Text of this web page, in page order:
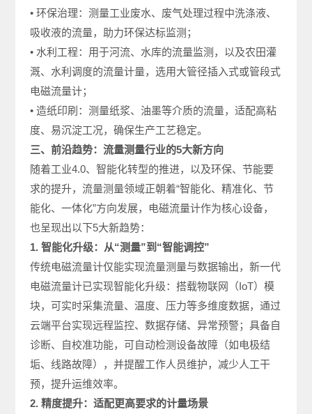
• 环保治理：测量工业废水、废气处理过程中洗涤液、
吸收液的流量，助力环保达标监测；
• 水利工程：用于河流、水库的流量监测，以及农田灌
溉、水利调度的流量计量，选用大管径插入式或管段式
电磁流量计；
• 造纸印刷：测量纸浆、油墨等介质的流量，适配高粘
度、易沉淀工况，确保生产工艺稳定。
三、前沿趋势：流量测量行业的5大新方向
随着工业4.0、智能化转型的推进，以及环保、节能要
求的提升，流量测量领域正朝着“智能化、精准化、节
能化、一体化”方向发展，电磁流量计作为核心设备，
也呈现出以下5大新趋势：
1. 智能化升级：从“测量”到“智能调控”
传统电磁流量计仅能实现流量测量与数据输出，新一代
电磁流量计已实现智能化升级：搭载物联网（IoT）模
块，可实时采集流量、温度、压力等多维度数据，通过
云端平台实现远程监控、数据存储、异常预警；具备自
诊断、自校准功能，可自动检测设备故障（如电极结
垢、线路故障），并提醒工作人员维护，减少人工干
预，提升运维效率。
2. 精度提升：适配更高要求的计量场景